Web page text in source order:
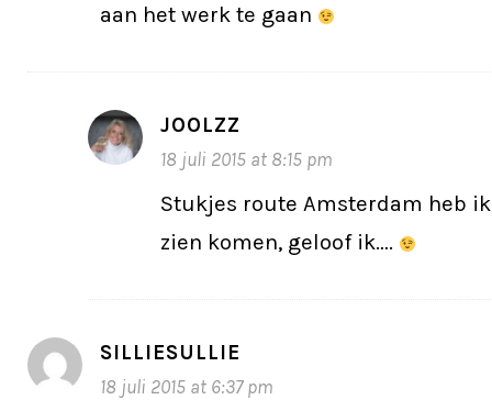
aan het werk te gaan
JOOLZZ
18 juli 2015 at 8:15 pm
Stukjes route Amsterdam heb
zien komen, geloof ik….
SILLIESULLIE
18 juli 2015 at 6:37 pm